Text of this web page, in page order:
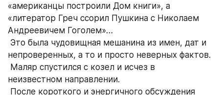
«американцы построили Дом книги», а
«литератор Греч ссорил Пушкина с Николаем
Андреевичем Гоголем»…
непроверенных, а то и просто неверных фактов.
неизвестном направлении.